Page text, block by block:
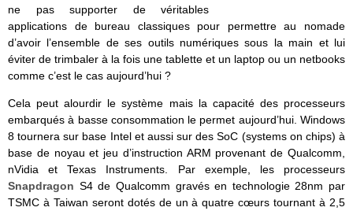
ne pas supporter de véritables
applications de bureau classiques pour permettre au nomade
d’avoir l’ensemble de ses outils numériques sous la main et lui
éviter de trimbaler à la fois une tablette et un laptop ou un netbooks
comme c’est le cas aujourd’hui ?
Cela peut alourdir le système mais la capacité des processeurs
embarqués à basse consommation le permet aujourd’hui. Windows
8 tournera sur base Intel et aussi sur des SoC (systems on chips) à
base de noyau et jeu d’instruction ARM provenant de Qualcomm,
nVidia et Texas Instruments. Par exemple, les processeurs
Snapdragon S4 de Qualcomm gravés en technologie 28nm par
TSMC à Taiwan seront dotés de un à quatre cœurs tournant à 2,5